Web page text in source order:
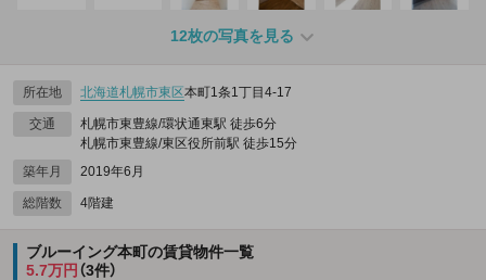
12枚の写真を見る
所在地 北海道札幌市東区本町1条1丁目4-17
交通
札幌市東豊線/環状通東駅 徒歩6分
札幌市東豊線/東区役所前駅 徒歩15分
築年月
2019年6月
総階数 4階建
ブルーイング本町の賃貸物件一覧
5.7万円 （3件）